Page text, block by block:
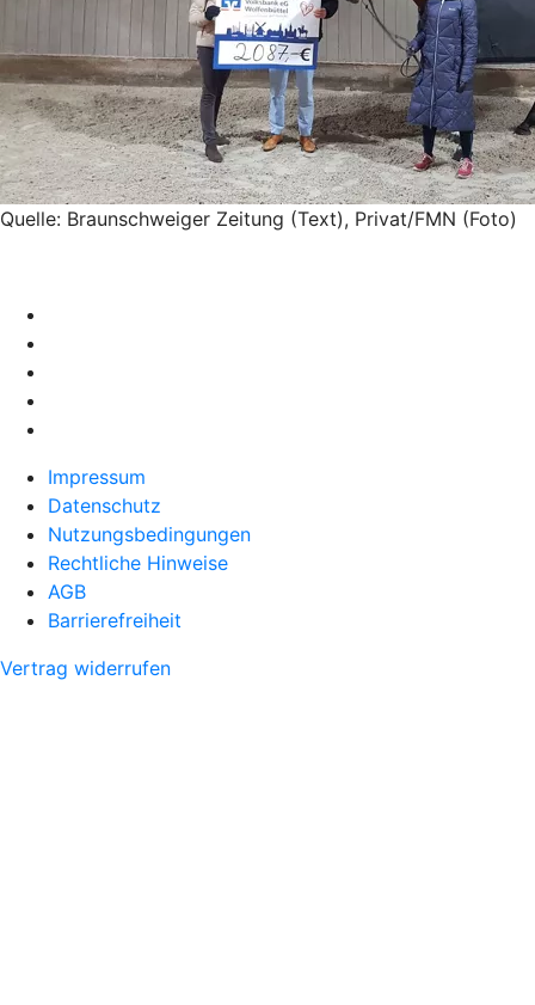
Quelle: Braunschweiger Zeitung (Text), Privat/FMN (Foto)
Impressum
Datenschutz
Nutzungsbedingungen
Rechtliche Hinweise
AGB
Barrierefreiheit
Vertrag widerrufen